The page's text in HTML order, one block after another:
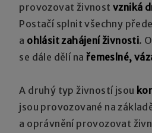
provozovat živnostvzniká
Postačí splnit všechny
a ohlásit zahájení živnosti.
se dále dělí na řemeslné,
A druhý typ živností jsou
jsou provozované na
a oprávnění provozovat